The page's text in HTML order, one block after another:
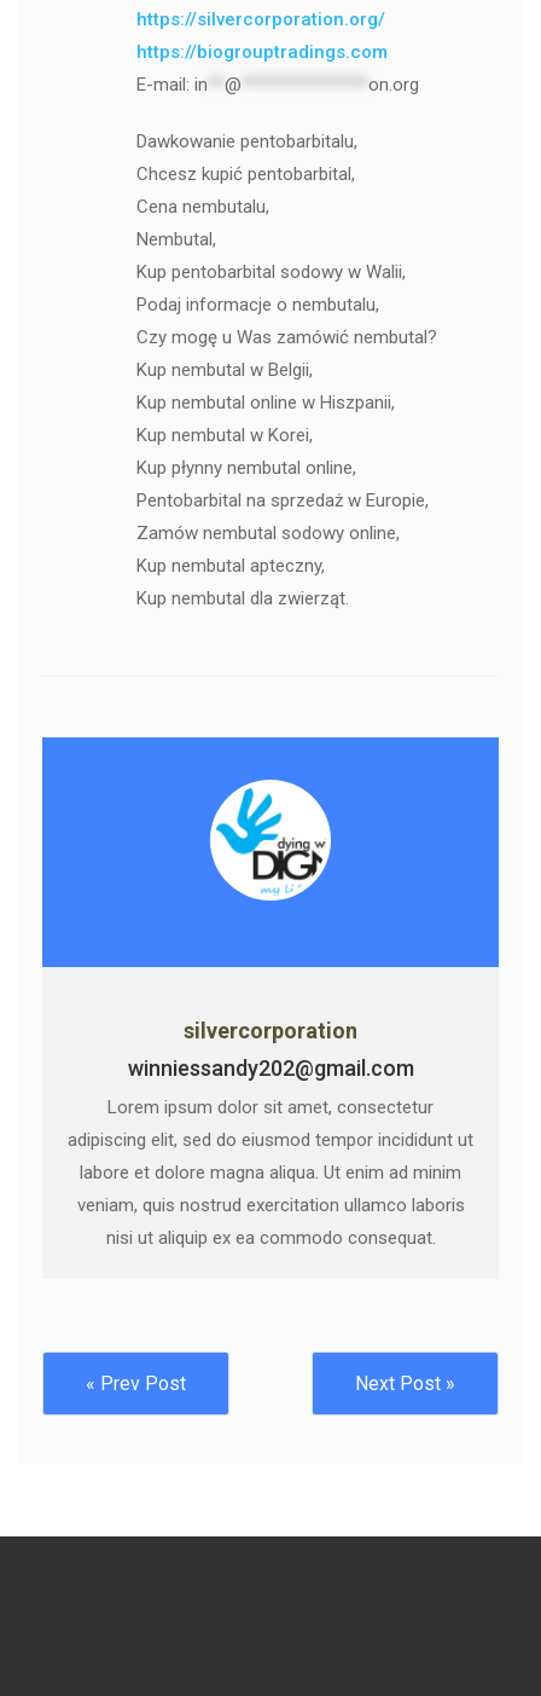
https://silvercorporation.org/
https://biogrouptradings.com
E-mail: in @ on.org
Dawkowanie pentobarbitalu,
Chcesz kupić pentobarbital,
Cena nembutalu,
Nembutal,
Kup pentobarbital sodowy w Walii,
Podaj informacje o nembutalu,
Czy mogę u Was zamówić nembutal?
Kup nembutal w Belgii,
Kup nembutal online w Hiszpanii,
Kup nembutal w Korei,
Kup płynny nembutal online,
Pentobarbital na sprzedaż w Europie,
Zamów nembutal sodowy online,
Kup nembutal apteczny,
Kup nembutal dla zwierząt.
silvercorporation
winniessandy202@gmail.com
Lorem ipsum dolor sit amet, consectetur
adipiscing elit, sed do eiusmod tempor incididunt ut
labore et dolore magna aliqua. Ut enim ad minim
veniam, quis nostrud exercitation ullamco laboris
nisi ut aliquip ex ea commodo consequat.
« Prev Post Next Post »